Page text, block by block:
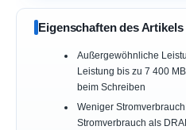
Eigenschaften des Artikels
Außergewöhnliche
Leistung bis zu 7 400
beim Schreiben
Weniger
Stromverbrauch als